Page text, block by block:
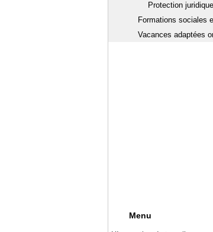
Protection
Formations sociales
Vacances adaptées
Menu